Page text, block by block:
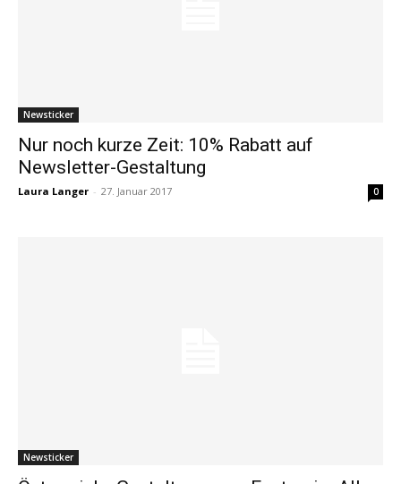
Newsticker
Nur noch kurze Zeit: 10% Rabatt auf
Newsletter-Gestaltung
Laura Langer - 27. Januar 2017 0
Newsticker